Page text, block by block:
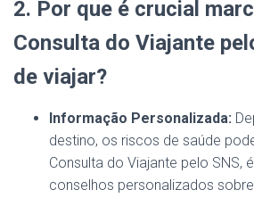
2. Por que é crucial
Consulta do Viajante
de viajar?
Informação Personalizada:
destino, os riscos de saúde
Consulta do Viajante pelo SNS,
conselhos personalizados